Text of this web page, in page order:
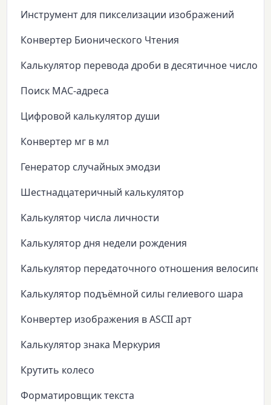
Инструмент для пикселизации изображений
Конвертер Бионического Чтения
Калькулятор перевода дроби в десятичное число
Поиск MAC-адреса
Цифровой калькулятор души
Конвертер мг в мл
Генератор случайных эмодзи
Шестнадцатеричный калькулятор
Калькулятор числа личности
Калькулятор дня недели рождения
Калькулятор передаточного отношения
Калькулятор подъёмной силы гелиевого шара
Конвертер изображения в ASCII арт
Калькулятор знака Меркурия
Крутить колесо
Форматировщик текста